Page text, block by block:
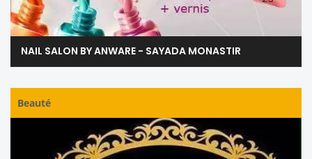
NAIL SALON BY ANWARE - SAYADA MONASTIR
Beauté